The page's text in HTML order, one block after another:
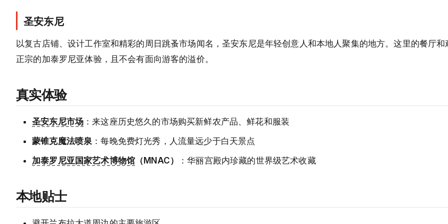
圣安东尼
以复古店铺、设计工作室和精彩的周日跳蚤市场闻名，圣安东尼是年轻创意人和本地人聚集的地方。这里的餐厅和
正宗的加泰罗尼亚体验，且不会有面向游客的溢价。
真实体验
圣安东尼市场 ：来这座历史悠久的市场购买新鲜农产品、鲜花和服装
蒙锥克魔法喷泉 ：每晚免费灯光秀，人流量远少于白天景点
加泰罗尼亚国家艺术博物馆 （MNAC） ：华丽宫殿内珍藏的世界级艺术收藏
本地贴士